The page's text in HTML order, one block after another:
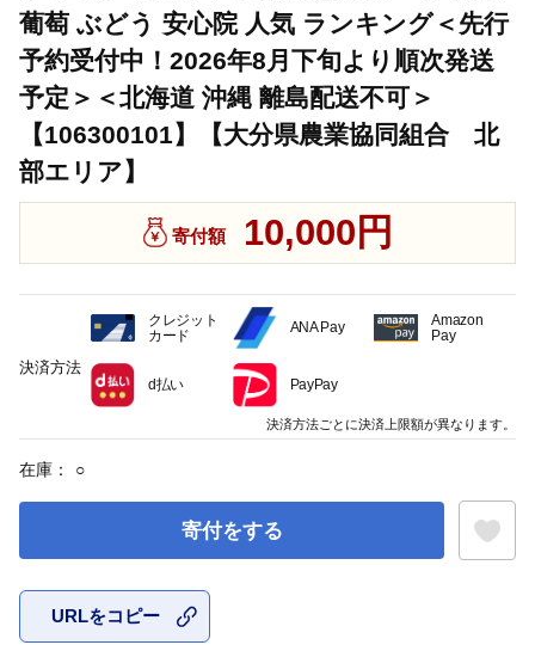
葡萄 ぶどう 安心院 人気 ランキング＜先行
予約受付中！2026年8月下旬より順次発送
予定＞＜北海道 沖縄 離島配送不可＞
【106300101】【大分県農業協同組合 北
部エリア】
寄付額 10,000円
在庫： ○
寄付をする
URLをコピー
決済方法
クレジット
カード
ANA Pay
Amazon
Pay
d払い PayPay
決済方法ごとに決済上限額が異なります。